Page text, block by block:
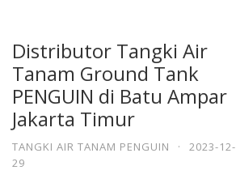
Distributor Tangki Air
Tanam Ground Tank
PENGUIN di Batu Ampar
Jakarta Timur
TANGKI AIR TANAM PENGUIN ·
2023-12-
29